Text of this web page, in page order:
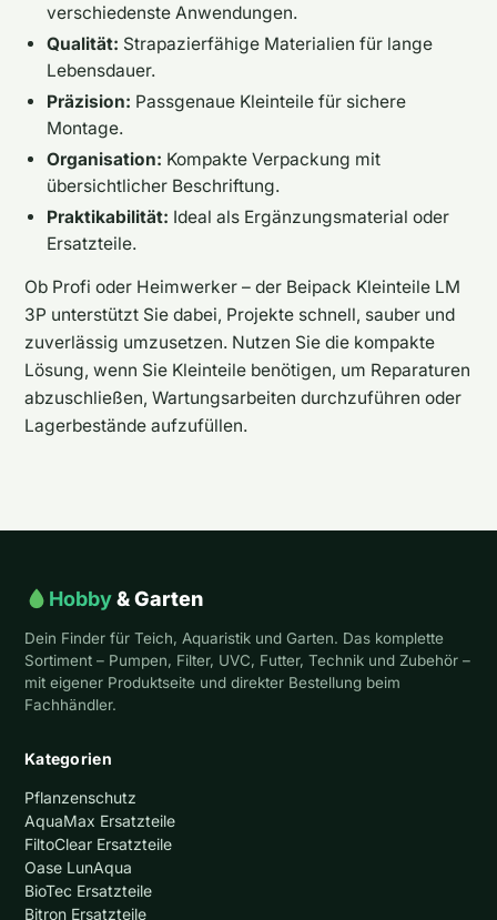
verschiedenste Anwendungen.
Qualität: Strapazierfähige Materialien für lange
Lebensdauer.
Präzision: Passgenaue Kleinteile für sichere
Montage.
Organisation: Kompakte Verpackung mit
übersichtlicher Beschriftung.
Praktikabilität: Ideal als Ergänzungsmaterial oder
Ersatzteile.
Ob Profi oder Heimwerker – der Beipack Kleinteile LM
3P unterstützt Sie dabei, Projekte schnell, sauber und
zuverlässig umzusetzen. Nutzen Sie die kompakte
Lösung, wenn Sie Kleinteile benötigen, um Reparaturen
abzuschließen, Wartungsarbeiten durchzuführen oder
Lagerbestände aufzufüllen.
Hobby& Garten
Dein Finder für Teich, Aquaristik und Garten. Das komplette
Sortiment – Pumpen, Filter, UVC, Futter, Technik und Zubehör –
mit eigener Produktseite und direkter Bestellung beim
Fachhändler.
Kategorien
Pflanzenschutz
AquaMax Ersatzteile
FiltoClear Ersatzteile
Oase LunAqua
BioTec Ersatzteile
Bitron Ersatzteile